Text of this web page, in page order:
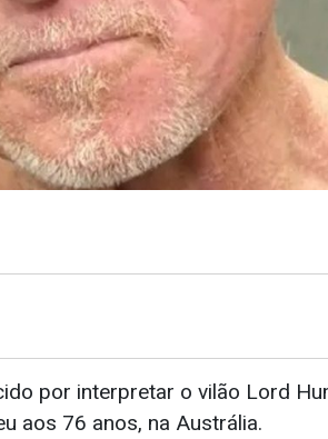
por interpretar o vilão Lord
aos 76 anos, na Austrália.